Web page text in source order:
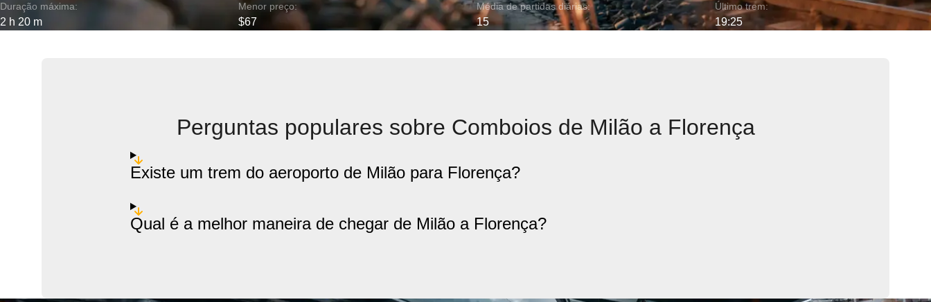
Duração máxima:
2 h 20 m
Menor preço:
$67
Média de partidas diárias:
15
Último trem:
19:25
Perguntas populares sobre Comboios de Milão a Florença
Existe um trem do aeroporto de Milão para Florença?
Qual é a melhor maneira de chegar de Milão a Florença?